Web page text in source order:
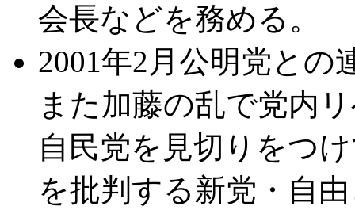
会長などを務める。
2001年2月公明党との
また加藤の乱で党内
自民党を見切りをつ
を批判する新党・自